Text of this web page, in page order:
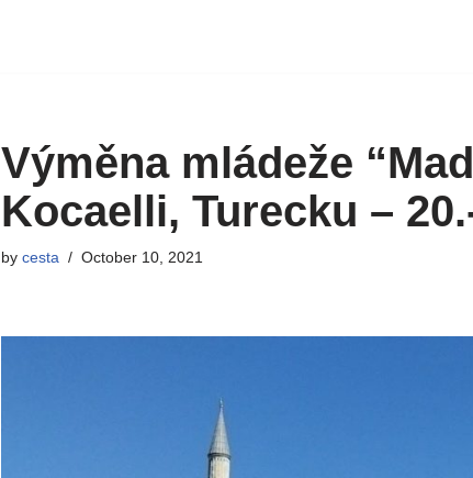
Výměna mládeže
Kocaelli, Turecku –
by cesta October 10, 2021